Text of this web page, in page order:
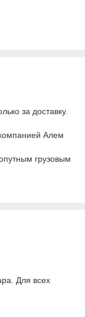
за доставку.
Алем
грузовым
Для всех